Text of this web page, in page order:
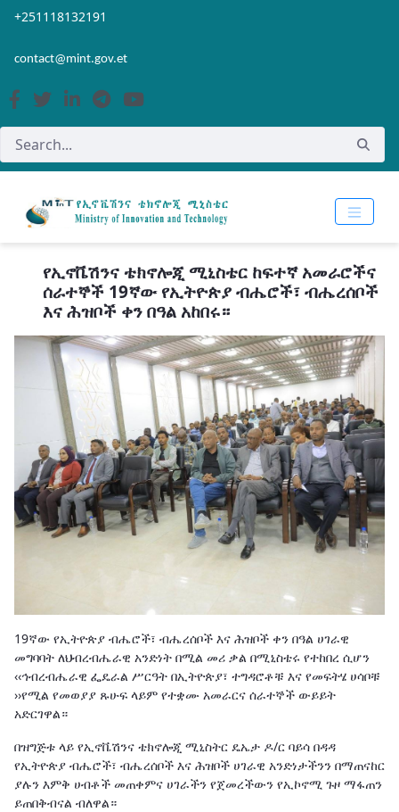
Skip to Main Content
Open Accessibility Menu
+251118132191
contact@mint.gov.et
የኢኖቬሽንና ቴክኖሎጂ ሚኒስቴር ከፍተኛ አመራሮችና
ሰራተኞች 19ኛው የኢትዮጵያ ብሔሮች፣ ብሔረሰቦች
እና ሕዝቦች ቀን በዓል አከበሩ።
19ኛው የኢትዮጵያ ብሔሮች፣ ብሔረሰቦች እና ሕዝቦች ቀን በዓል ሀገራዊ
መግባባት ለህብረብሔራዊ አንድነት በሚል መሪ ቃል በሚኒስቴሩ የተከበረ ሲሆን
‹‹ኅብረብሔራዊ ፌዴራል ሥርዓት በኢትዮጵያ፣ ተግዳሮቶቹ እና የመፍትሄ ሀሳቦቹ
››የሚል የመወያያ ጹሁፍ ላይም የተቋሙ አመራርና ሰራተኞች ውይይት
አድርገዋል።
በዝግጅቱ ላይ የኢኖቬሽንና ቴክኖሎጂ ሚኒስትር ዴኤታ ዶ/ር ባይሳ በዳዳ
የኢትዮጵያ ብሔሮች፣ ብሔረሰቦች እና ሕዝቦች ሀገራዊ አንድነታችንን በማጠናከር
ያሉን እምቅ ሀብቶች መጠቀምና ሀገራችን የጀመረችውን የኢኮኖሚ ጉዞ ማፋጠን
ይጠበቅብናል ብለዋል።